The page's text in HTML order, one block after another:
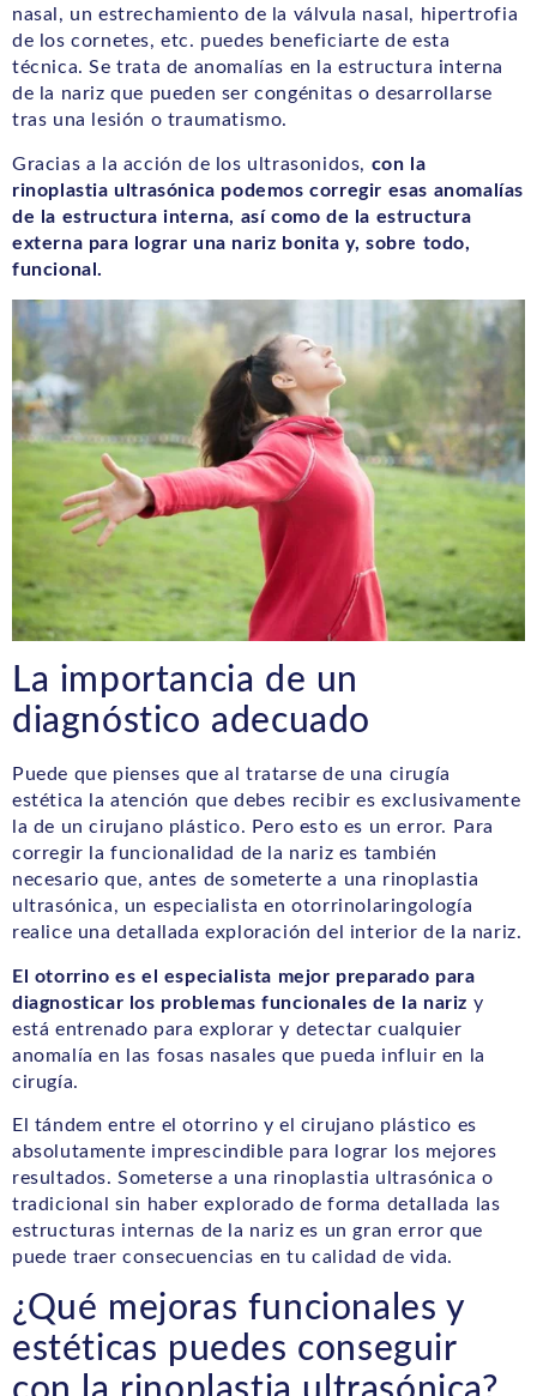
nasal, un estrechamiento de la válvula nasal, hipertrofia
de los cornetes, etc. puedes beneficiarte de esta
técnica. Se trata de anomalías en la estructura interna
de la nariz que pueden ser congénitas o desarrollarse
tras una lesión o traumatismo.
Gracias a la acción de los ultrasonidos, con la
rinoplastia ultrasónica podemos corregir esas anomalías
de la estructura interna, así como de la estructura
externa para lograr una nariz bonita y, sobre todo,
funcional.
La importancia de un
diagnóstico adecuado
Puede que pienses que al tratarse de una cirugía
estética la atención que debes recibir es exclusivamente
la de un cirujano plástico. Pero esto es un error. Para
corregir la funcionalidad de la nariz es también
necesario que, antes de someterte a una rinoplastia
ultrasónica, un especialista en otorrinolaringología
realice una detallada exploración del interior de la nariz.
El otorrino es el especialista mejor preparado para
diagnosticar los problemas funcionales de la nariz y
está entrenado para explorar y detectar cualquier
anomalía en las fosas nasales que pueda influir en la
cirugía.
El tándem entre el otorrino y el cirujano plástico es
absolutamente imprescindible para lograr los mejores
resultados. Someterse a una rinoplastia ultrasónica o
tradicional sin haber explorado de forma detallada las
estructuras internas de la nariz es un gran error que
puede traer consecuencias en tu calidad de vida.
¿Qué mejoras funcionales y
estéticas puedes conseguir